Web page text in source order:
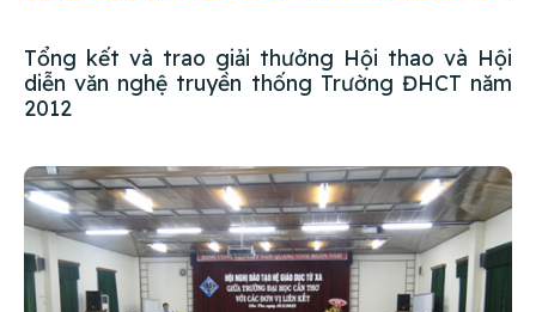
Tổng kết và trao giải thưởng Hội thao và Hội
diễn văn nghệ truyền thống Trường ĐHCT năm
2012